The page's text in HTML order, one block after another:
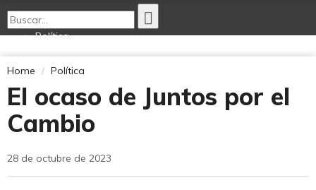
Política
Opinión
Internacionales
Deportes
Tecnología
Ciencia Nativa
Cultura
Home Política
El ocaso de Juntos por el
Cambio
28 de octubre de 2023